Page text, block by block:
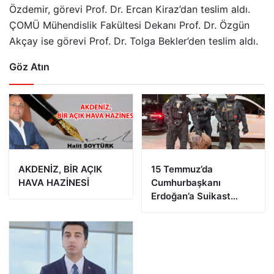
Özdemir, görevi Prof. Dr. Ercan Kiraz’dan teslim aldı.
ÇOMÜ Mühendislik Fakültesi Dekanı Prof. Dr. Özgün
Akçay ise görevi Prof. Dr. Tolga Bekler’den teslim aldı.
Göz Atın
AKDENİZ, BİR AÇIK
HAVA HAZİNESİ
15 Temmuz’da
Cumhurbaşkanı
Erdoğan’a Suikast